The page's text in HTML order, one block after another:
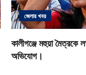
জেলার খবর
কালীগঞ্জে মহুয়া মৈত্রকে
অভিযোগ।